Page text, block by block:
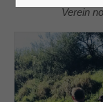
24h
Verein